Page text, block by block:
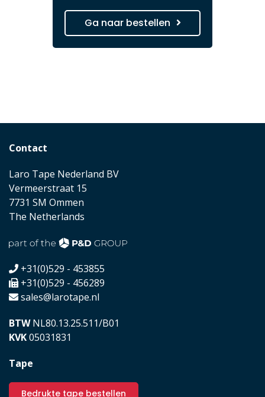
Ga naar bestellen
Contact
Laro Tape Nederland BV
Vermeerstraat 15
7731 SM Ommen
The Netherlands
+31(0)529 - 453855
+31(0)529 - 456289
sales@larotape.nl
BTWNL80.13.25.511/B01
KVK05031831
Tape
Bedrukte tape bestellen